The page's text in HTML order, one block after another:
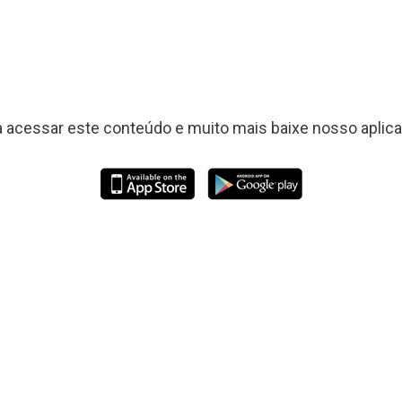
acessar este conteúdo e muito mais baixe nosso